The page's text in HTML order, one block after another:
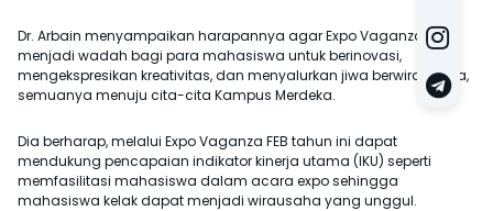
Dr. Arbain menyampaikan harapannya agar Expo Vaganza FEB
menjadi wadah bagi para mahasiswa untuk berinovasi,
mengekspresikan kreativitas, dan menyalurkan jiwa berwirausaha,
semuanya menuju cita-cita Kampus Merdeka.
Dia berharap, melalui Expo Vaganza FEB tahun ini dapat
mendukung pencapaian indikator kinerja utama (IKU) seperti
memfasilitasi mahasiswa dalam acara expo sehingga
mahasiswa kelak dapat menjadi wirausaha yang unggul.